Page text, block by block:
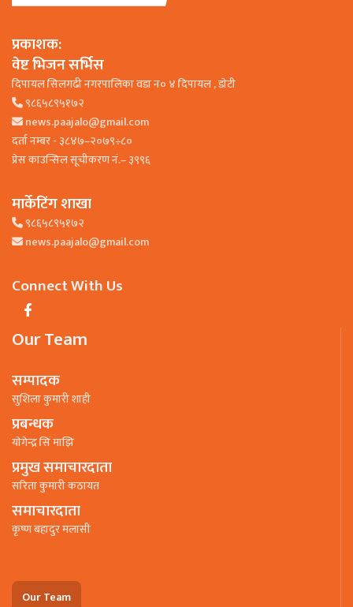
प्रकाशक:
वेष्ट भिजन सर्भिस
दिपायल सिलगढी नगरपालिका वडा न० ४ दिपायल , डाेटी
९८६५८९५१७२
news.paajalo@gmail.com
दर्ता नम्बर - ३८४७–२०७९÷८०
प्रेस काउन्सिल सूचीकरण नं.– ३९९६
मार्केटिंग शाखा
९८६५८९५१७२
news.paajalo@gmail.com
Connect With Us
Our Team
सम्पादक
सुशिला कुमारी शाही
प्रबन्धक
याेगेन्द्र सिं माझि
प्रमुख समाचारदाता
सरिता कुमारी कठायत
समाचारदाता
कृष्ण बहादुर मलासी
Our Team